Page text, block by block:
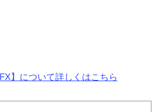
】について詳しくはこちら